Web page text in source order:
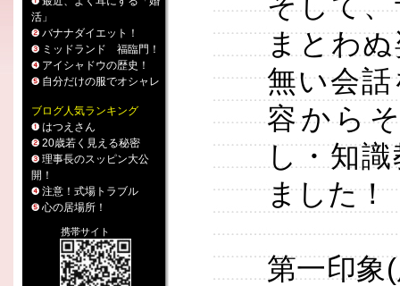
活」
バナナダイエット！
ミッドランド 福臨門！
アイシャドウの歴史！
自分だけの服でオシャレ
ブログ人気ランキング
はつえさん
20歳若く見える秘密
理事長のスッピン大公
開！
注意！式場トラブル
心の居場所！
携帯サイト
まとわ
無い会
容から
し・知
ました！
第一印象